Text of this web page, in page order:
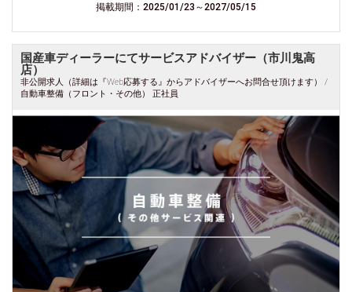
掲載期間：2025/01/23～2027/05/15
国産車ディーラーにてサービスアドバイザー（市川鬼高
店）
非公開求人（詳細は『Web応募する』からアドバイザーへお問合せ頂けます） /
自動車整備（フロント・その他） 正社員